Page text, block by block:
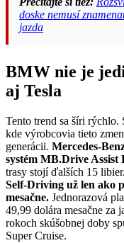
doske nemusí
jazda
BMW nie je
aj Tesla
Tento trend sa šíri
kde výrobcovia tieto
generácii. Mercedes-
systém MB.Drive Assist
trasy stojí ďalších 15 libier.
Self-Driving už len ako
mesačne. Jednorazová
49,99 dolára mesačne za
rokoch skúšobnej doby
Super Cruise.